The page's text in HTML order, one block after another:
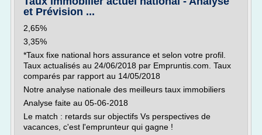
et Prévision ...
2,65%
3,35%
*Taux fixe national hors assurance et selon votre profil.
Taux actualisés au 24/06/2018 par Empruntis.com. Taux
comparés par rapport au 14/05/2018
Notre analyse nationale des meilleurs taux immobiliers
Analyse faite au 05-06-2018
Le match : retards sur objectifs Vs perspectives de
vacances, c'est l'emprunteur qui gagne !